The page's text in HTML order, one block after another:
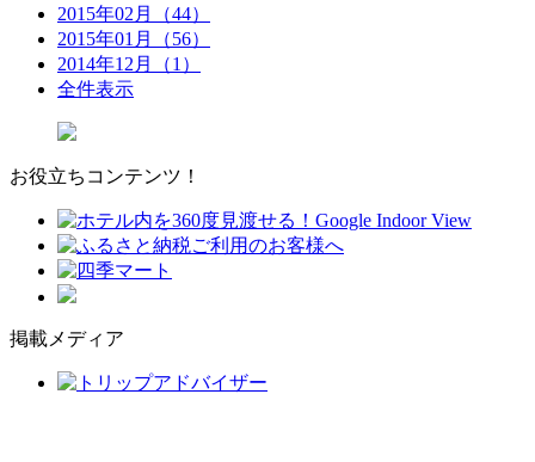
2015年02月（44）
2015年01月（56）
2014年12月（1）
全件表示
お役立ちコンテンツ！
掲載メディア